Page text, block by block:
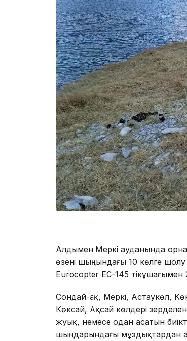
Алдымен Меркі ауданында
өзені шыңындағы 10 көлге
Eurocopter ЕС-145 тікұшағымен
Сондай-ақ, Меркі, Астаукөл,
Көксай, Ақсай көлдері
жуық, немесе одан асатын
шыңдарындағы мұздықтардан